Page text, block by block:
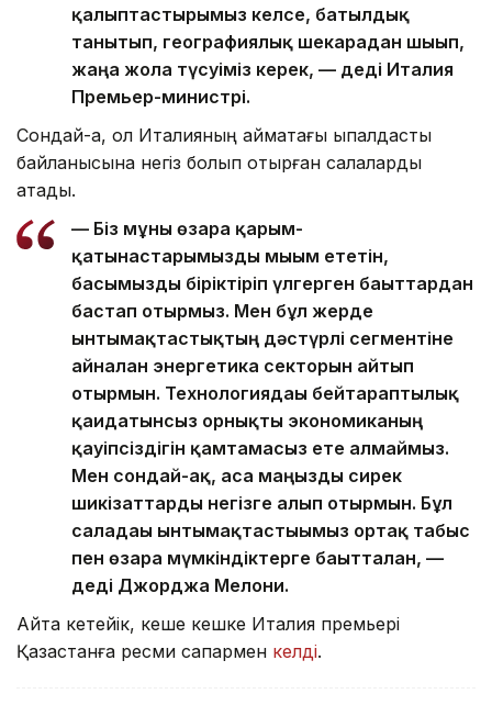
қалыптастырғымыз келсе, батылдық
танытып, географиялық шекарадан шығып,
жаңа жолға түсуіміз керек, — деді Италия
Премьер-министрі.
Сондай-ақ, ол Италияның аймақтағы ықпалдастық
байланысына негіз болып отырған салаларды
атады.
— Біз мұны өзара қарым-
қатынастарымызды мығым ететін,
басымызды біріктіріп үлгерген бағыттардан
бастап отырмыз. Мен бұл жерде
ынтымақтастықтың дәстүрлі сегментіне
айналған энергетика секторын айтып
отырмын. Технологиядағы бейтараптылық
қағидатынсыз орнықты экономиканың
қауіпсіздігін қамтамасыз ете алмаймыз.
Мен сондай-ақ, аса маңызды сирек
шикізаттарды негізге алып отырмын. Бұл
саладағы ынтымақтастығымыз ортақ табыс
пен өзара мүмкіндіктерге бағытталған, —
деді Джорджа Мелони.
Айта кетейік, кеше кешке Италия премьері
Қазақстанға ресми сапармен келді.